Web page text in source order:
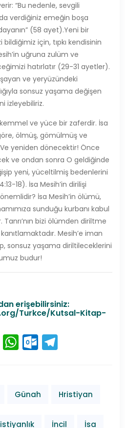
“Bu nedenle, sevgili
verdiğiniz emeğin boşa
(58 ayet).Yeni bir
için, tıpkı kendisinin
uğruna zulüm ve
hatırlatır (29-31 ayetler).
ve yeryüzündeki
sonsuz yaşama değişen
izleyebiliriz.
ve yüce bir zaferdir. İsa
ölmüş, gömülmüş ve
yeniden dönecektir! Önce
ve ondan sonra O geldiğinde
yeni, yüceltilmiş bedenlerini
18). İsa Mesih’in dirilişi
İsa Mesih’in ölümü,
sunduğu kurbanı kabul
bizi ölümden diriltme
Mesih’e iman
sonsuz yaşama diriltileceklerini
budur!
erişebilirsiniz:
Turkce/Kutsal-Kitap-
Pinterest
WhatsApp
Günah Hristiyan
İncil İsa